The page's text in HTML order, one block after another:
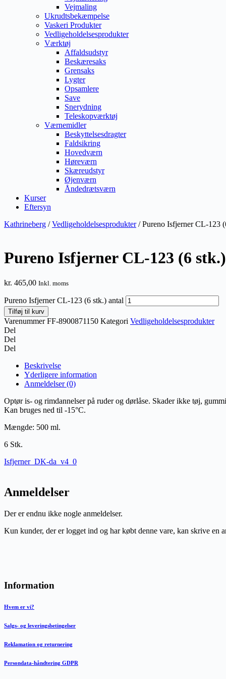
Vejmaling
Ukrudtsbekæmpelse
Vaskeri Produkter
Vedligeholdelsesprodukter
Værktøj
Affaldsudstyr
Beskæresaks
Grensaks
Lygter
Opsamlere
Save
Snerydning
Teleskopværktøj
Værnemidler
Beskyttelsesdragter
Faldsikring
Hovedværn
Høreværn
Skæreudstyr
Øjenværn
Åndedrætsværn
Kurser
Eftersyn
Kathrineberg /Vedligeholdelsesprodukter/ Pureno Isfjerner CL-123
Pureno Isfjerner CL-123 (6 stk.)
kr. 465,00 Inkl. moms
Pureno Isfjerner CL-123 (6 stk.) antal
Tilføj til kurv
VarenummerFF-8900871150 Kategori Vedligeholdelsesprodukter
Del
Del
Del
Beskrivelse
Yderligere information
Anmeldelser (0)
Optør is- og rimdannelser på ruder og dørlåse. Skader ikke tøj,
Kan bruges ned til -15°C.
Mængde: 500 ml.
6 Stk.
Isfjerner_DK-da_v4_0
Anmeldelser
Der er endnu ikke nogle anmeldelser.
Kun kunder, der er logget ind og har købt denne vare, kan skrive en
Information
Hvem er vi?
Salgs- og leveringsbetingelser
Reklamation og returnering
Persondata-håndtering GDPR